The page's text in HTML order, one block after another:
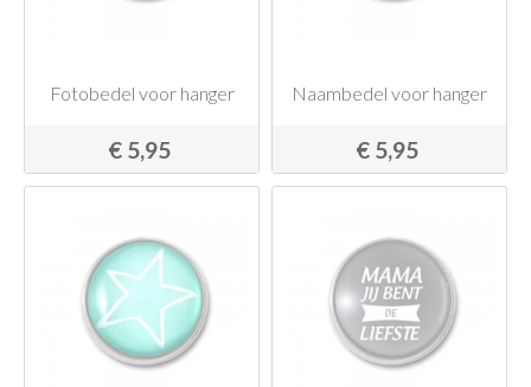
Fotobedel voor hanger
€ 5,95
Naambedel voor hanger
€ 5,95